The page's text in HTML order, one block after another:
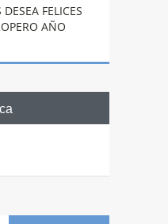
FELICES
AÑO